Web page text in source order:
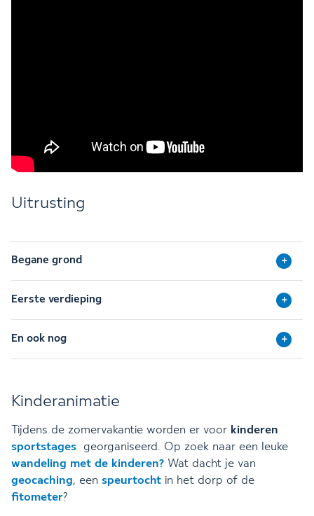
Uitrusting
Begane grond
Eerste verdieping
En ook nog
Kinderanimatie
Tijdens de zomervakantie worden er voor kinderen
sportstages
georganiseerd. Op zoek naar een leuke
wandeling met de kinderen? Wat dacht je van
geocaching, een speurtocht in het dorp of de
fitometer?